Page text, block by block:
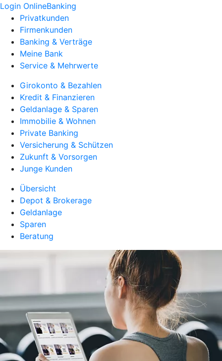
Login OnlineBanking
Privatkunden
Firmenkunden
Banking & Verträge
Meine Bank
Service & Mehrwerte
Girokonto & Bezahlen
Kredit & Finanzieren
Geldanlage & Sparen
Immobilie & Wohnen
Private Banking
Versicherung & Schützen
Zukunft & Vorsorgen
Junge Kunden
Übersicht
Depot & Brokerage
Geldanlage
Sparen
Beratung